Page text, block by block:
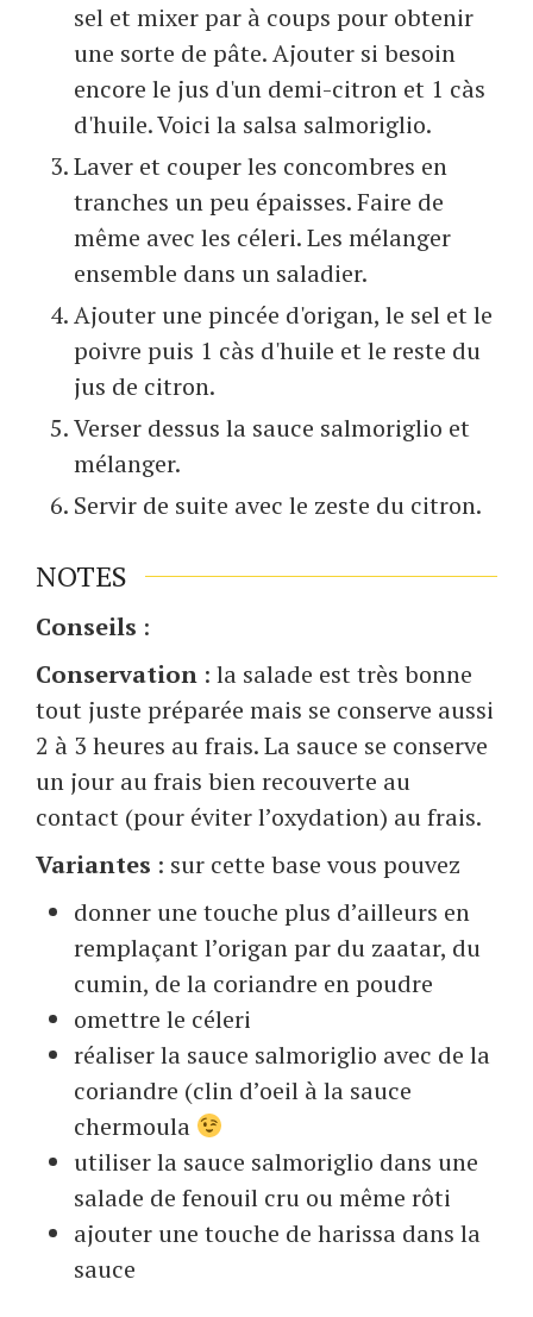
sel et mixer par à coups pour obtenir
une sorte de pâte. Ajouter si besoin
encore le jus d'un demi-citron et 1 càs
d'huile. Voici la salsa salmoriglio.
Laver et couper les concombres en
tranches un peu épaisses. Faire de
même avec les céleri. Les mélanger
ensemble dans un saladier.
Ajouter une pincée d'origan, le sel et le
poivre puis 1 càs d'huile et le reste du
jus de citron.
Verser dessus la sauce salmoriglio et
mélanger.
Servir de suite avec le zeste du citron.
NOTES
Conseils :
Conservation : la salade est très bonne
tout juste préparée mais se conserve aussi
2 à 3 heures au frais. La sauce se conserve
un jour au frais bien recouverte au
contact (pour éviter l’oxydation) au frais.
Variantes : sur cette base vous pouvez
donner une touche plus d’ailleurs en
remplaçant l’origan par du zaatar, du
cumin, de la coriandre en poudre
omettre le céleri
réaliser la sauce salmoriglio avec de la
coriandre (clin d’oeil à la sauce
chermoula
utiliser la sauce salmoriglio dans une
salade de fenouil cru ou même rôti
ajouter une touche de harissa dans la
sauce